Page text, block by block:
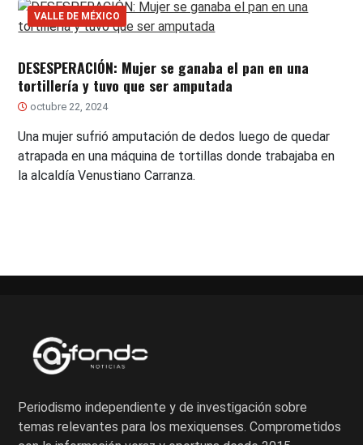
VALLE DE MÉXICO
DESESPERACIÓN: Mujer se ganaba el pan en una
tortillería y tuvo que ser amputada
octubre 22, 2024
Una mujer sufrió amputación de dedos luego de quedar
atrapada en una máquina de tortillas donde trabajaba en
la alcaldía Venustiano Carranza.
Periodismo independiente y de investigación sobre
temas relevantes para los mexiquenses. Comprometidos